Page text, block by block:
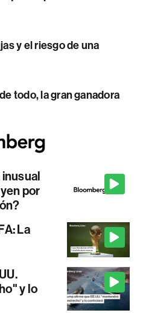
y el riesgo de una
todo, la gran ganadora
por
La
y lo